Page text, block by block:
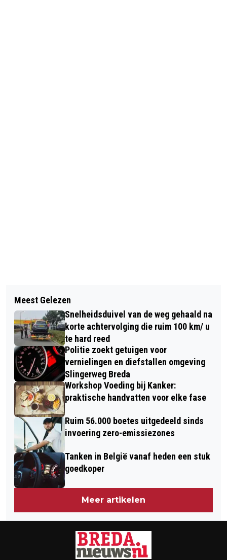
MANNEN GEARRESTEERD NADAT ZIJ
WORDEN BETRAPT OP HET STELEN
VAN MOTORFIETS IN
PARKEERGARAGE
SEH'S KRIJGEN VANAF 2027 DEELS
VAST BUDGET VAN 4,6 MILJOEN
Meest Gelezen
Snelheidsduivel van de weg gehaald na
korte achtervolging die ruim 100 km/ u
te hard reed
Politie zoekt getuigen voor
vernielingen en diefstallen omgeving
Slingerweg Breda
Workshop Voeding bij Kanker:
praktische handvatten voor elke fase
Ruim 56.000 boetes uitgedeeld sinds
invoering zero-emissiezones
Tanken in België vanaf heden een stuk
goedkoper
Meer artikelen